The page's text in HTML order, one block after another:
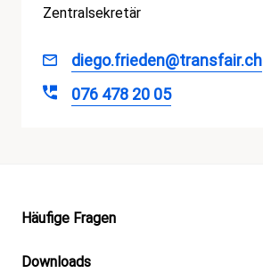
Zentralsekretär
diego.frieden@transfair.ch
076 478 20 05
Footer
Häufige Fragen
Downloads